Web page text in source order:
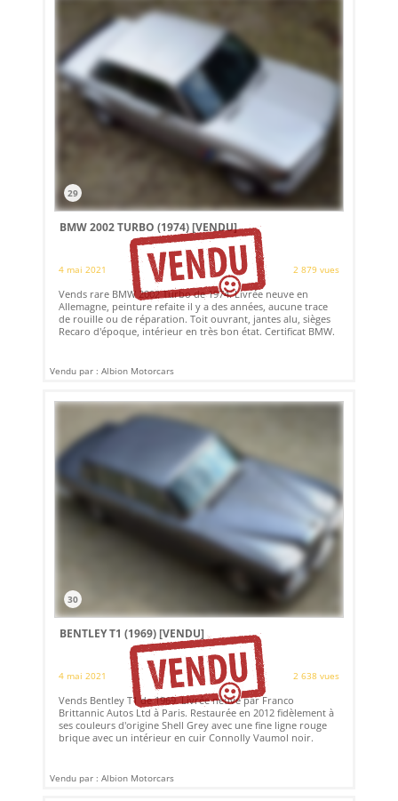
29
BMW 2002 TURBO (1974)[VENDU]
4 mai 2021 2 879 vues
Vends rare BMW 2002 Turbo de 1974. Livrée neuve en
Allemagne, peinture refaite il y a des années, aucune trace
de rouille ou de réparation. Toit ouvrant, jantes alu, sièges
Recaro d'époque, intérieur en très bon état. Certificat BMW.
Vendu par : Albion Motorcars
30
BENTLEY T1 (1969)[VENDU]
4 mai 2021 2 638 vues
Vends Bentley T1 de 1969. Livrée neuve par Franco
Brittannic Autos Ltd à Paris. Restaurée en 2012 fidèlement à
ses couleurs d'origine Shell Grey avec une fine ligne rouge
brique avec un intérieur en cuir Connolly Vaumol noir.
Vendu par : Albion Motorcars